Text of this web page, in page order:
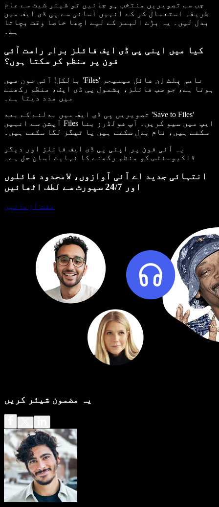
جب سب تصویریں منتخب ہو جائیں تو شیئر شیٹ سے عام
طریقہ استعمال کر کے انہیں آسانی سے پی ڈی ایف میں
بدل لیں۔ یہ بڑے البمز کے لیے اچھا خاصا وقت بچاتا
ہے۔
کیا میں اپنی پی ڈی ایف فائلز براہِ راست آئی
فون پر منظم کر سکتا ہوں؟
بالکل! آئی فون میں 'Files' نامی بِلٹ اِن فائل مینیجر
ہوتا ہے، جو سب فائلز، بشمول پی ڈی ایف، منظم رکھنے
میں مدد دیتا ہے۔
تصویریں پی ڈی ایف میں بدلنے کے بعد 'Save to Files'
آپشن سے انہیں Files ایپ میں سیو کریں۔ آپ فولڈرز بنا
سکتے ہیں، نام بدل سکتے ہیں یا ٹیگز لگا سکتے ہیں۔
یہ آئی فون پر اپنی پی ڈی ایف فائلز اور دیگر
ڈاکیومنٹس کو منظم رکھنے کا نہایت آسان حل ہے۔
انتہائی جدید اے آئی آوازوں، لامحدود فائلوں
اور 24/7 سپورٹ سے لطف اٹھائیں
مفت آزمائیں
یہ مضمون شیئر کریں